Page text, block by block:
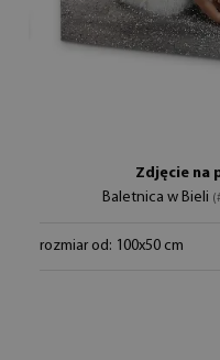
Zdjęcie na
Baletnica w Bieli
rozmiar od: 100x50 cm